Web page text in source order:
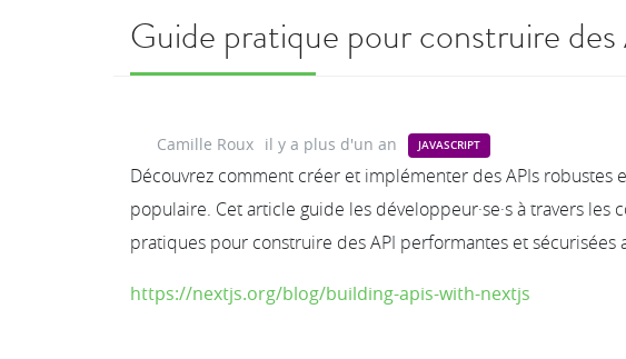
Guide pratique pour construire
Camille Roux il y a plus d'un an JAVASCRIPT
Découvrez comment créer et implémenter des APIs robustes
populaire. Cet article guide les développeur·se·s à travers
pratiques pour construire des API performantes et sécurisées
https://nextjs.org/blog/building-apis-with-nextjs